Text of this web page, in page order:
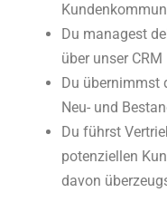
Du managest
über unser CRM
Du übernimmst
Neu- und
Du führst
potenziellen
davon